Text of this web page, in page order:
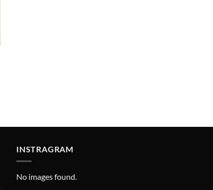
INSTRAGRAM
No images found.